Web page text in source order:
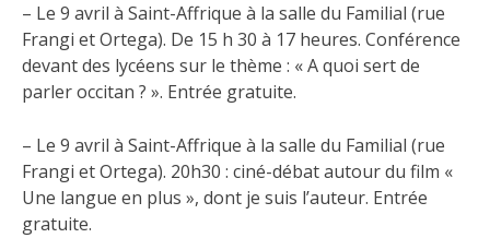
– Le 9 avril à Saint-Affrique à la salle du Familial (rue
Frangi et Ortega). De 15 h 30 à 17 heures. Conférence
devant des lycéens sur le thème : « A quoi sert de
parler occitan ? ». Entrée gratuite.
– Le 9 avril à Saint-Affrique à la salle du Familial (rue
Frangi et Ortega). 20h30 : ciné-débat autour du film «
Une langue en plus », dont je suis l’auteur. Entrée
gratuite.